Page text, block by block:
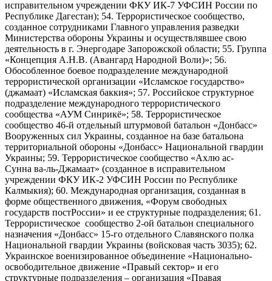
исправительном учреждении ФКУ ИК-7 УФСИН России по
Республике Дагестан); 54. Террористическое сообщество,
созданное сотрудниками Главного управления разведки
Министерства обороны Украины и осуществлявшее свою
деятельность в г. Энергодаре Запорожской области; 55. Группа
«Концепция А.Н.В. (Авангард Народной Воли)»; 56.
Обособленное боевое подразделение международной
террористической организации «Исламское государство»
(джамаат) «Исламская баккия»; 57. Российское структурное
подразделение международного террористического
сообщества «АУМ Синрикё»; 58. Террористическое
сообщество 46-й отдельный штурмовой батальон «Донбасс»
Вооруженных сил Украины, созданное на базе батальона
территориальной обороны «Донбасс» Национальной гвардии
Украины; 59. Террористическое сообщество «Ахлю ас-
Сунна ва-ль-Джамаат» (созданное в исправительном
учреждении ФКУ ИК-2 УФСИН России по Республике
Калмыкия); 60. Международная организация, созданная в
форме общественного движения, «Форум свободных
государств постРоссии» и ее структурные подразделения; 61.
Террористическое сообщество 2-ой батальон специального
назначения «Донбасс» 15-го отдельного Славянского полка
Национальной гвардии Украины (войсковая часть 3035); 62.
Украинское военизированное объединение «Национально-
освободительное движение «Правый сектор» и его
структурные подразделения – организация «Правая